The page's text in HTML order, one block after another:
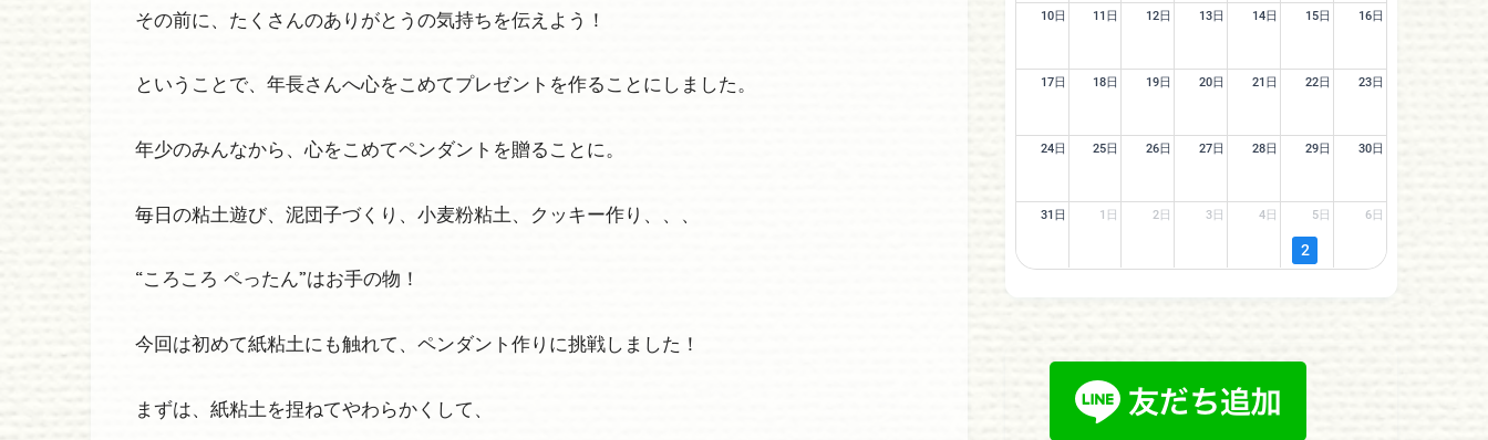
その前に、たくさんのありがとうの気持ちを伝えよう！
ということで、年長さんへ心をこめてプレゼントを作ることにしました。
年少のみんなから、心をこめてペンダントを贈ることに。
毎日の粘土遊び、泥団子づくり、小麦粉粘土、クッキー作り、、、
“ころころ ペったん”はお手の物！
今回は初めて紙粘土にも触れて、ペンダント作りに挑戦しました！
まずは、紙粘土を捏ねてやわらかくして、
10日 11日 12日 13日 14日 15日 16日
17日 18日 19日 20日 21日 22日 23日
24日 25日 26日 27日 28日 29日 30日
31日 1日 2日 3日 4日 5日
2
6日